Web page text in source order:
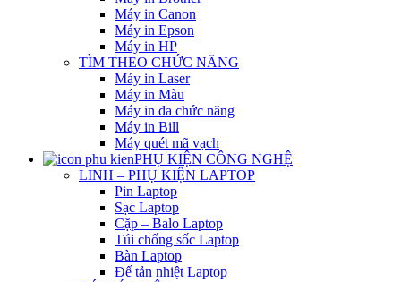
Máy in Canon
Máy in Epson
Máy in HP
TÌM THEO CHỨC NĂNG
Máy in Laser
Máy in Màu
Máy in đa chức năng
Máy in Bill
Máy quét mã vạch
PHỤ KIỆN CÔNG NGHỆ
LINH – PHỤ KIỆN LAPTOP
Pin Laptop
Sạc Laptop
Cặp – Balo Laptop
Túi chống sốc Laptop
Bàn Laptop
Đế tản nhiệt Laptop